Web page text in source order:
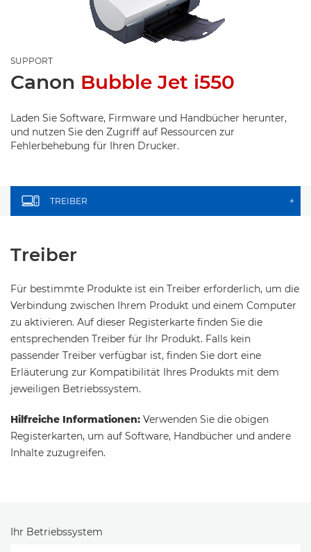
SUPPORT
Canon Bubble Jet i550
Laden Sie Software, Firmware und Handbücher herunter,
und nutzen Sie den Zugriff auf Ressourcen zur
Fehlerbehebung für Ihren Drucker.
TREIBER +
Treiber
Für bestimmte Produkte ist ein Treiber erforderlich, um die
Verbindung zwischen Ihrem Produkt und einem Computer
zu aktivieren. Auf dieser Registerkarte finden Sie die
entsprechenden Treiber für Ihr Produkt. Falls kein
passender Treiber verfügbar ist, finden Sie dort eine
Erläuterung zur Kompatibilität Ihres Produkts mit dem
jeweiligen Betriebssystem.
Hilfreiche Informationen: Verwenden Sie die obigen
Registerkarten, um auf Software, Handbücher und andere
Inhalte zuzugreifen.
Ihr Betriebssystem